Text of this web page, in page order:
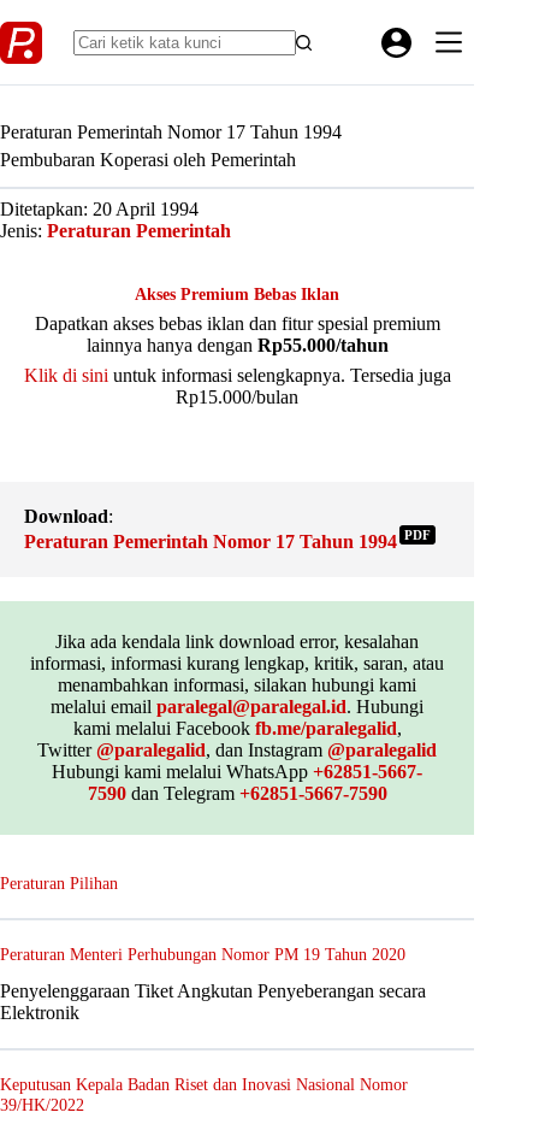
to
content
Peraturan Pemerintah Nomor 17 Tahun 1994
Pembubaran Koperasi oleh Pemerintah
Ditetapkan: 20 April 1994
Jenis: Peraturan Pemerintah
Akses Premium Bebas Iklan
Dapatkan akses bebas iklan dan fitur spesial premium
lainnya hanya dengan Rp55.000/tahun
Klik di sini untuk informasi selengkapnya. Tersedia juga
Rp15.000/bulan
Download:
Peraturan Pemerintah Nomor 17 Tahun 1994 PDF
Jika ada kendala link download error, kesalahan
informasi, informasi kurang lengkap, kritik, saran, atau
menambahkan informasi, silakan hubungi kami
melalui emailparalegal@paralegal.id. Hubungi
kami melalui Facebook fb.me/paralegalid,
Twitter@paralegalid, dan Instagram@paralegalid
Hubungi kami melalui WhatsApp+62851-5667-
7590dan Telegram +62851-5667-7590
Peraturan Pilihan
Peraturan Menteri Perhubungan Nomor PM 19 Tahun 2020
Penyelenggaraan Tiket Angkutan Penyeberangan secara
Elektronik
Keputusan Kepala Badan Riset dan Inovasi Nasional Nomor
39/HK/2022